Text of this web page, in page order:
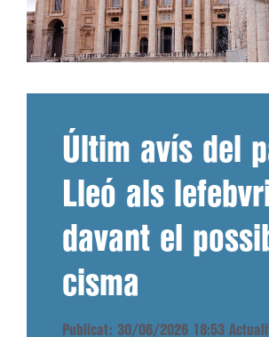
Últim avís del
Lleó als
davant el
cisma
Publicat: 30/06/2026 18:53